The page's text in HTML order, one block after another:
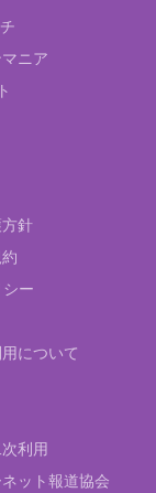
ニア
針
ー
について
利用
ット報道協会